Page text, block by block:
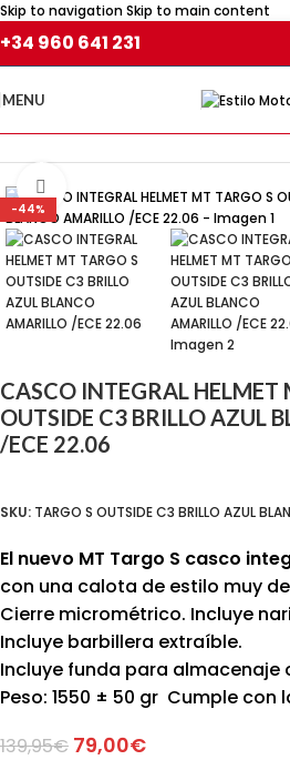
Skip to navigationSkip to main content
+34 960 641 231
MENU
-44%
CASCO INTEGRAL HELMET
OUTSIDE C3 BRILLO AZUL
/ECE 22.06
SKU: TARGO S OUTSIDE C3 BRILLO AZUL
El nuevo MT Targo S casco
con una calota de estilo muy
Cierre micrométrico. Incluye
Incluye barbillera extraíble.
Incluye funda para almacenaje
Peso: 1550 ± 50 gr Cumple con
139,95€ 79,00€